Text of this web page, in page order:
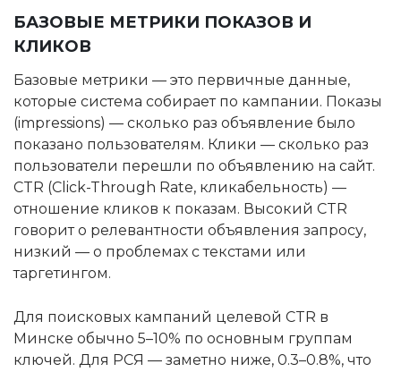
БАЗОВЫЕ МЕТРИКИ ПОКАЗОВ И
КЛИКОВ
Базовые метрики — это первичные данные,
которые система собирает по кампании. Показы
(impressions) — сколько раз объявление было
показано пользователям. Клики — сколько раз
пользователи перешли по объявлению на сайт.
CTR (Click-Through Rate, кликабельность) —
отношение кликов к показам. Высокий CTR
говорит о релевантности объявления запросу,
низкий — о проблемах с текстами или
таргетингом.
Для поисковых кампаний целевой CTR в
Минске обычно 5–10% по основным группам
ключей. Для РСЯ — заметно ниже, 0.3–0.8%, что